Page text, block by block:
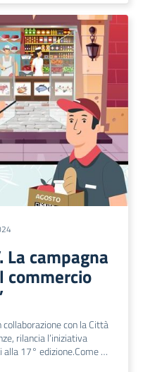
La campagna
commercio
con la Città
rilancia l’iniziativa
alla 17° edizione.Come …